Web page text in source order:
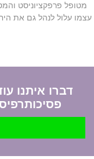
מטופל פרפקציוניסט
עצמו עלול לנהל גם את
דברו איתנו